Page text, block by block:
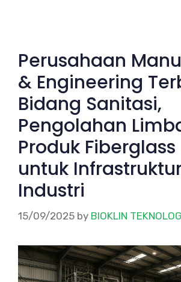
Perusahaan
& Engineering
Bidang Sanitasi,
Pengolahan
Produk Fiberglass
untuk
Industri
15/09/2025 by BIOKLIN